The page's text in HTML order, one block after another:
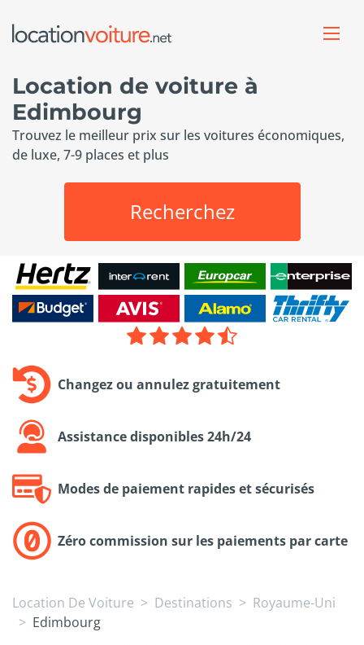
Location de voiture à
Edimbourg
Trouvez le meilleur prix sur les voitures économiques,
de luxe, 7-9 places et plus
Recherchez
Changez ou annulez gratuitement
Assistance disponibles 24h/24
Modes de paiement rapides et sécurisés
Zéro commission sur les paiements par carte
Location De Voiture Destinations
Royaume-Uni
Edimbourg